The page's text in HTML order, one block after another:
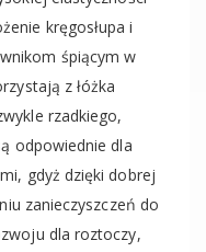
kręgosłupa i
śpiącym w
z łóżka
rzadkiego,
odpowiednie dla
gdyż dzięki dobrej
zanieczyszczeń do
dla roztoczy,